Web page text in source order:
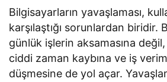
Bilgisayarların yavaşlaması,
karşılaştığı sorunlardan biridir.
günlük işlerin aksamasına
ciddi zaman kaybına ve iş
düşmesine de yol açar.